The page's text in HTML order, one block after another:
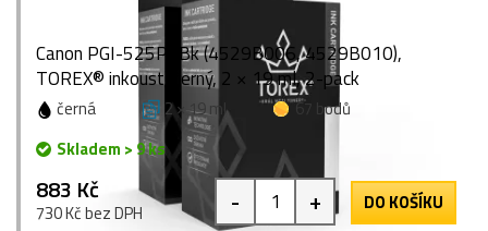
Canon PGI-525PGBk (4529B006, 4529B010),
TOREX® inkoust, černý, 2 × 19 ml, 2-pack
černá 2 × 19 ml
67 bodů
Skladem > 9 ks
883 Kč
730 Kč bez DPH - + DO KOŠÍKU